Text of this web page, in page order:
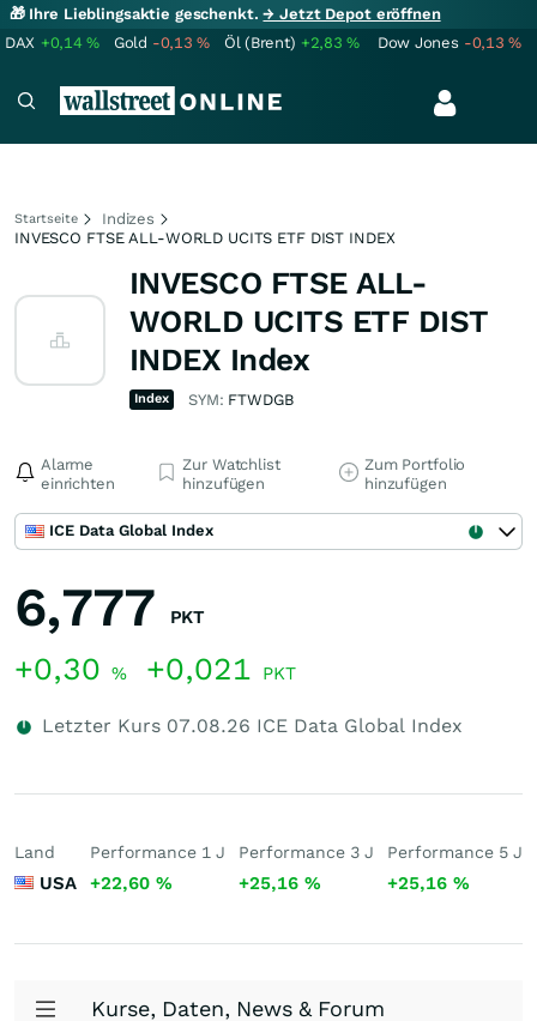
🎁 Ihre Lieblingsaktie geschenkt.→ Jetzt Depot eröffnen
DAX +0,14% Gold -0,13% Öl (Brent) +2,83% Dow Jones -0,13%
Startseite
Indizes
INVESCO FTSE ALL-WORLD UCITS ETF DIST INDEX
INVESCO FTSE ALL-
WORLD UCITS ETF DIST
INDEX Index
Index SYM: FTWDGB
Alarme
einrichten
Zur Watchlist
hinzufügen
Zum Portfolio
hinzufügen
ICE Data Global Index
6,777 PKT
+0,30 % +0,021 PKT
Letzter Kurs 07.08.26 ICE Data Global Index
Land
USA
Performance 1 J
+22,60 %
Performance 3 J
+25,16 %
Performance 5 J
+25,16 %
Kurse, Daten, News & Forum